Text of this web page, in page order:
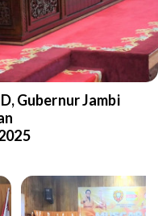
Gubernur Jambi